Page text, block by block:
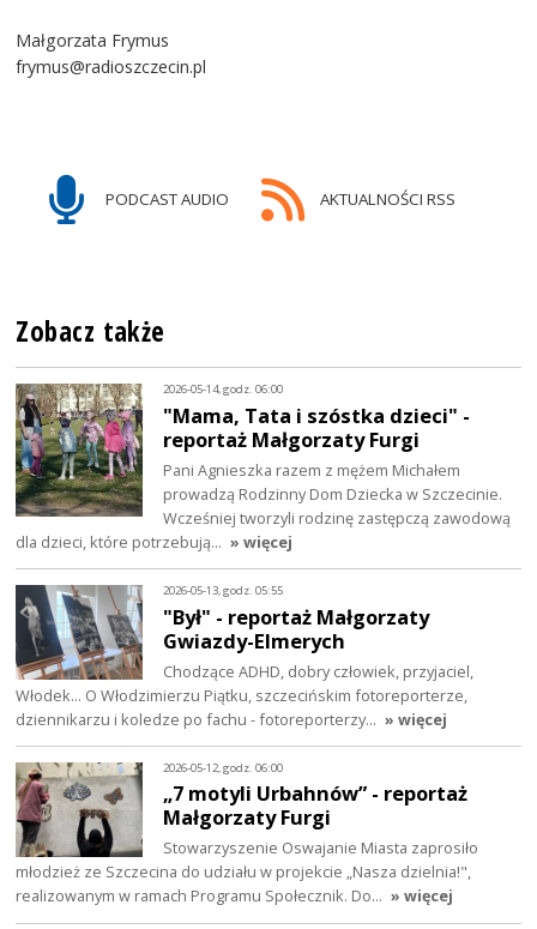
Małgorzata Frymus
frymus@radioszczecin.pl
PODCAST AUDIO AKTUALNOŚCI RSS
Zobacz także
2026-05-14, godz. 06:00
"Mama, Tata i szóstka dzieci" -
reportaż Małgorzaty Furgi
Pani Agnieszka razem z mężem Michałem
prowadzą Rodzinny Dom Dziecka w Szczecinie.
Wcześniej tworzyli rodzinę zastępczą zawodową
dla dzieci, które potrzebują… » więcej
2026-05-13, godz. 05:55
"Był" - reportaż Małgorzaty
Gwiazdy-Elmerych
Chodzące ADHD, dobry człowiek, przyjaciel,
Włodek... O Włodzimierzu Piątku, szczecińskim fotoreporterze,
dziennikarzu i koledze po fachu - fotoreporterzy… » więcej
2026-05-12, godz. 06:00
„7 motyli Urbahnów” - reportaż
Małgorzaty Furgi
Stowarzyszenie Oswajanie Miasta zaprosiło
młodzież ze Szczecina do udziału w projekcie „Nasza dzielnia!",
realizowanym w ramach Programu Społecznik. Do… » więcej